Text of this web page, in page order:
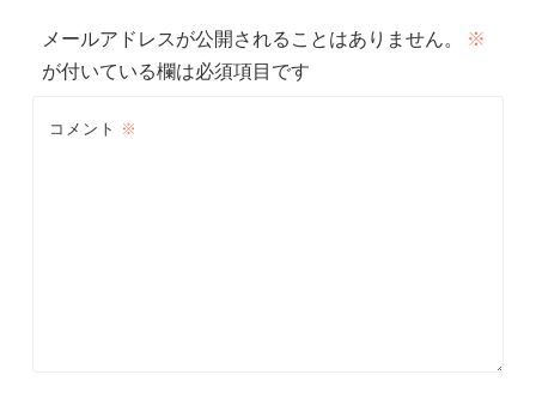
ビ
ゲ
ー
メールアドレスが公開されることはありません。
※
が付いている欄は必須項目です
コメント ※